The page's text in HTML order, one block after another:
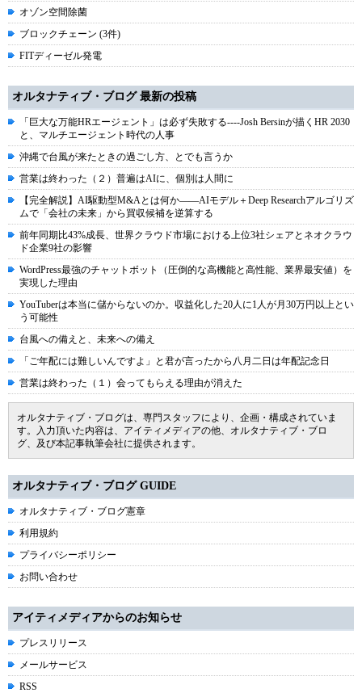
オゾン空間除菌
ブロックチェーン (3件)
FITディーゼル発電
オルタナティブ・ブログ 最新の投稿
「巨大な万能HRエージェント」は必ず失敗する----Josh Bersinが描くHR 2030
と、マルチエージェント時代の人事
沖縄で台風が来たときの過ごし方、とでも言うか
営業は終わった（２）普遍はAIに、個別は人間に
【完全解説】AI駆動型M&Aとは何か――AIモデル＋Deep Researchアルゴリズ
ムで「会社の未来」から買収候補を逆算する
前年同期比43%成長、世界クラウド市場における上位3社シェアとネオクラウ
ド企業9社の影響
WordPress最強のチャットボット（圧倒的な高機能と高性能、業界最安値）を
実現した理由
YouTuberは本当に儲からないのか。収益化した20人に1人が月30万円以上とい
う可能性
台風への備えと、未来への備え
「ご年配には難しいんですよ」と君が言ったから八月二日は年配記念日
営業は終わった（１）会ってもらえる理由が消えた
オルタナティブ・ブログは、専門スタッフにより、企画・構成されていま
す。入力頂いた内容は、アイティメディアの他、オルタナティブ・ブロ
グ、及び本記事執筆会社に提供されます。
オルタナティブ・ブログ GUIDE
オルタナティブ・ブログ憲章
利用規約
プライバシーポリシー
お問い合わせ
アイティメディアからのお知らせ
プレスリリース
メールサービス
RSS